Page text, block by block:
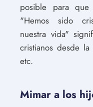
posible para
"Hemos sido
nuestra vida"
cristianos desde
etc.
Mimar a los